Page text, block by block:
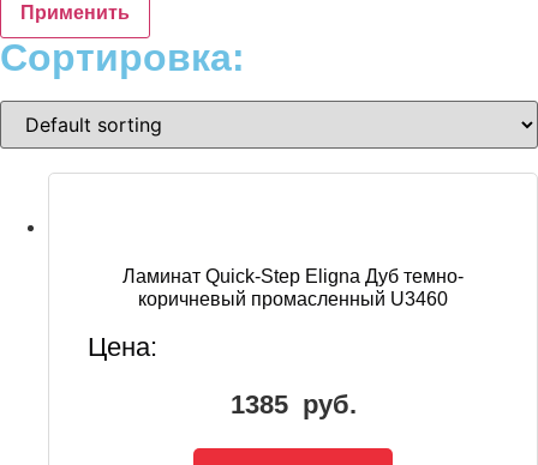
Применить
Сортировка:
Ламинат Quick-Step Eligna Дуб темно-
коричневый промасленный U3460
Цена:
1385 руб.